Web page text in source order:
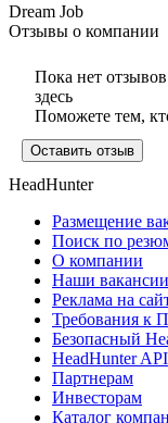
Dream Job
Отзывы о компании
Пока нет
здесь
Поможете тем,
Оставить отзыв
HeadHunter
Размещение
Поиск по
О компании
Наши вакансии
Реклама на
Требования к
Безопасный
HeadHunter API
Партнерам
Инвесторам
Каталог